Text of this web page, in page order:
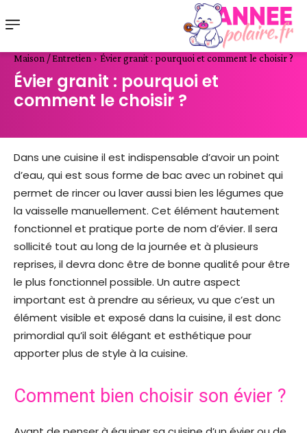
Maison / Entretien Évier granit : pourquoi et comment le choisir ?
Évier granit : pourquoi et
comment le choisir ?
Dans une cuisine il est indispensable d’avoir un point
d’eau, qui est sous forme de bac avec un robinet qui
permet de rincer ou laver aussi bien les légumes que
la vaisselle manuellement. Cet élément hautement
fonctionnel et pratique porte de nom d’évier. Il sera
sollicité tout au long de la journée et à plusieurs
reprises, il devra donc être de bonne qualité pour être
le plus fonctionnel possible. Un autre aspect
important est à prendre au sérieux, vu que c’est un
élément visible et exposé dans la cuisine, il est donc
primordial qu’il soit élégant et esthétique pour
apporter plus de style à la cuisine.
Comment bien choisir son évier ?